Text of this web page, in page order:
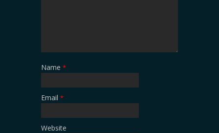
Name *
Email *
Website